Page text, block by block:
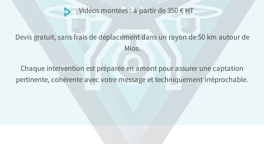
Vidéos montées : à partir de 350 € HT
Devis gratuit, sans frais de déplacement dans un rayon de 50 km autour de
Mios.
Chaque intervention est préparée en amont pour assurer une captation
pertinente, cohérente avec votre message et techniquement irréprochable.